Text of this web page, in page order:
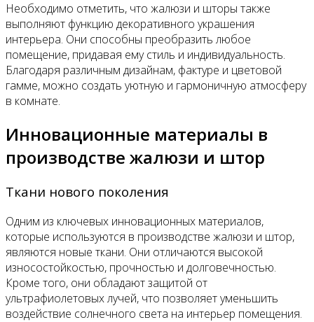
Необходимо отметить, что жалюзи и шторы также
выполняют функцию декоративного украшения
интерьера. Они способны преобразить любое
помещение, придавая ему стиль и индивидуальность.
Благодаря различным дизайнам, фактуре и цветовой
гамме, можно создать уютную и гармоничную атмосферу
в комнате.
Инновационные материалы в
производстве жалюзи и штор
Ткани нового поколения
Одним из ключевых инновационных материалов,
которые используются в производстве жалюзи и штор,
являются новые ткани. Они отличаются высокой
износостойкостью, прочностью и долговечностью.
Кроме того, они обладают защитой от
ультрафиолетовых лучей, что позволяет уменьшить
воздействие солнечного света на интерьер помещения.